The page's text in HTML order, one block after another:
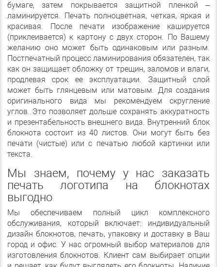
бумаге, затем покрывается защитной пленкой –
ламинируется. Печать полноцветная, четкая, яркая и
красивая. После печати изображение кашируется
(приклеивается) к картону с двух сторон. По Вашему
желанию оно может быть одинаковым или разным.
Постпечатный процесс ламинирования обязателен, так
как он защищает обложку от трещин, заломов и влаги,
продлевая срок ее эксплуатации. Защитный слой
может быть глянцевым или матовым. Для создания
оригинального вида мы рекомендуем скругление
углов. Это позволяет дольше сохранять аккуратность
и презентабельность внешнего вида. Внутренний блок
блокнота состоит из 40 листов. Они могут быть без
печати (чистые) или с печатью любой картинки или
текста.
Мы знаем, почему у нас заказать
печать логотипа на блокнотах
выгодно
Мы обеспечиваем полный цикл комплексного
обслуживания, который включает: индивидуальный
дизайн блокнотов, печать, упаковку и доставку в Ваш
город и офис. У нас огромный выбор материалов для
изготовления блокнотов. Клиент сам выбирает опции